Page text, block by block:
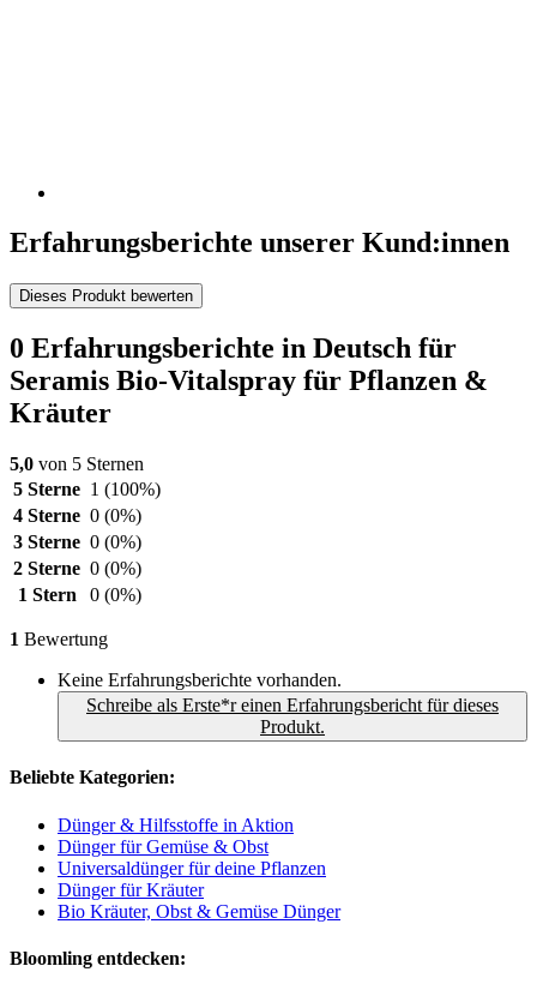
Erfahrungsberichte unserer Kund:innen
Dieses Produkt bewerten
0 Erfahrungsberichte in Deutsch für
Seramis Bio-Vitalspray für Pflanzen &
Kräuter
5,0 von 5 Sternen
5 Sterne 1 (100%)
4 Sterne 0 (0%)
3 Sterne 0 (0%)
2 Sterne 0 (0%)
1 Stern
0 (0%)
1 Bewertung
Keine Erfahrungsberichte vorhanden.
Schreibe als Erste*r einen Erfahrungsbericht für dieses
Produkt.
Beliebte Kategorien:
Dünger & Hilfsstoffe in Aktion
Dünger für Gemüse & Obst
Universaldünger für deine Pflanzen
Dünger für Kräuter
Bio Kräuter, Obst & Gemüse Dünger
Bloomling entdecken: